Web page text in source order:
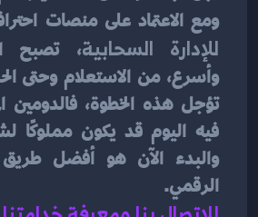
ومع الاعتماد على منصات
للإدارة السحابية
الرقمي.